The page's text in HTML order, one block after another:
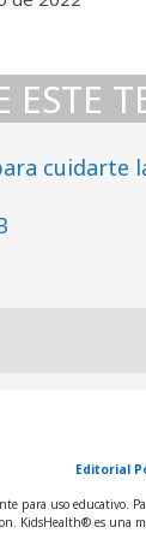
ESTE
cuidarte
Editorial
para uso educativo.
KidsHealth® es una